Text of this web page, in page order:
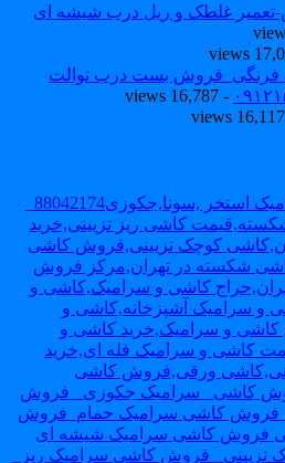
غلطک و ریل درب شیشه ای
بست درب توالت
- 16,787 views